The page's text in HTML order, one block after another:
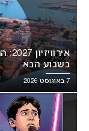
בשבוע הבא
7 באוגוסט 2026